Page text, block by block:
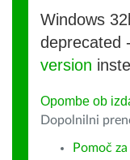
Windows
deprecated
version
Opombe ob
Dopolnilni
Pomoč